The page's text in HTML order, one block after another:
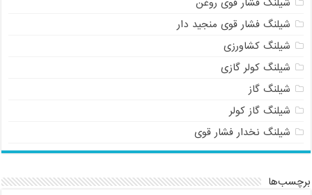
شیلنگ فشار قوی منجید دار
شیلنگ کشاورزی
شیلنگ کولر گازی
شیلنگ گاز
شیلنگ گاز کولر
شیلنگ نخدار فشار قوی
برچسب‌ها 09121161360